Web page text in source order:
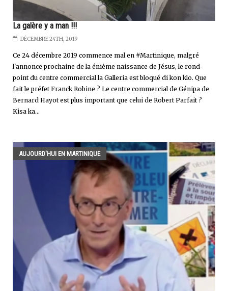
La galère y a man !!!
DÉCEMBRE 24TH, 2019
Ce 24 décembre 2019 commence mal en #Martinique, malgré
l'annonce prochaine de la énième naissance de Jésus, le rond-
point du centre commercial la Galleria est bloqué di kon klo. Que
fait le préfet Franck Robine ? Le centre commercial de Génipa de
Bernard Hayot est plus important que celui de Robert Parfait ?
Kisa ka...
AUJOURD'HUI EN MARTINIQUE